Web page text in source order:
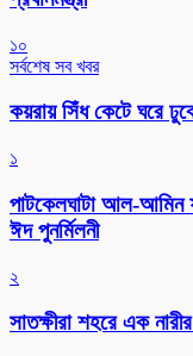
১০
সর্বশেষ সব খবর
কয়রায় সিঁধ কেটে ঘরে
১
পাটকেলঘাটা আল-আমিন
ঈদ পুনর্মিলনী
২
সাতক্ষীরা শহরে এক